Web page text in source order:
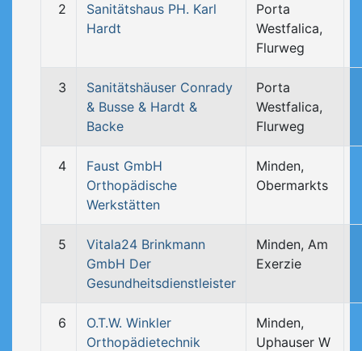
2
Sanitätshaus PH. Karl
Hardt
Porta
Westfalica,
Flurweg
3
Sanitätshäuser Conrady
& Busse & Hardt &
Backe
Porta
Westfalica,
Flurweg
4
Faust GmbH
Orthopädische
Werkstätten
Minden,
Obermarkts
5
Vitala24 Brinkmann
GmbH Der
Gesundheitsdienstleister
Minden, Am
Exerzie
6
O.T.W. Winkler
Orthopädietechnik
Minden,
Uphauser W